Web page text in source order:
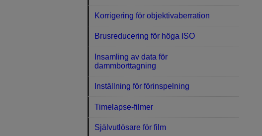
Korrigering för objektivaberration
Brusreducering för höga ISO
Insamling av data för
dammborttagning
Inställning för förinspelning
Timelapse-filmer
Självutlösare för film